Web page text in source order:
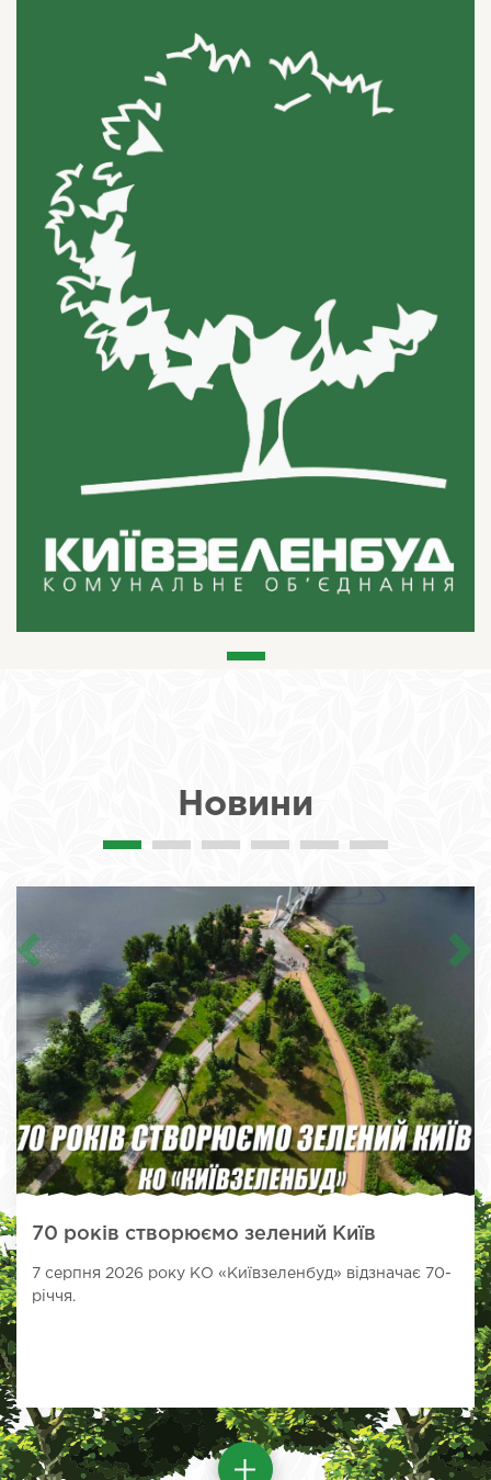
Новини
70 років створюємо зелений Київ
7 серпня 2026 року КО «Київзеленбуд» відзначає 70-
річчя.